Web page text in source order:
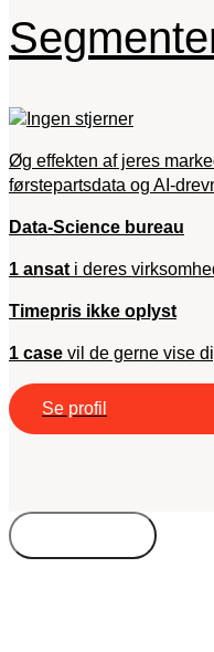
Øg effekten af jeres
førstepartsdata og AI-
Data-Science bureau
1 ansat i deres
Timepris ikke oplyst
1 case vil de gerne vise
Se profil